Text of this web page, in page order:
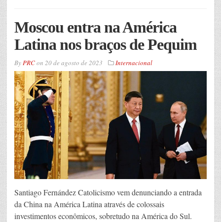
Moscou entra na América
Latina nos braços de Pequim
ByPRCon 20 de agosto de 2023 Internacional
Santiago Fernández Catolicismo vem denunciando a entrada
da China na América Latina através de colossais
investimentos econômicos, sobretudo na América do Sul.